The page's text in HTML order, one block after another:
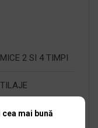
2 SI 4 TIMPI
mai bună